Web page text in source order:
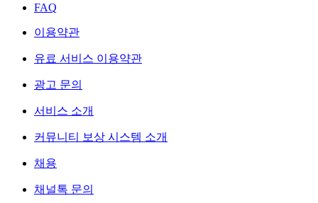
FAQ
이용약관
유료 서비스 이용약관
광고 문의
서비스 소개
커뮤니티 보상 시스템 소개
채용
채널톡 문의